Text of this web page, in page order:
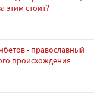
этим стоит?
- православный
происхождения